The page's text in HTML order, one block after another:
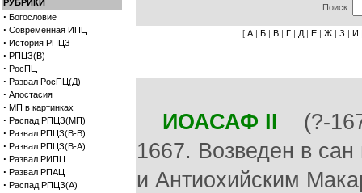
РУБРИКИ
· Богословие
· Современная ИПЦ
· История РПЦЗ
· РПЦЗ(В)
· РосПЦ
· Развал РосПЦ(Д)
· Апостасия
· МП в картинках
· Распад РПЦЗ(МП)
· Развал РПЦЗ(В-В)
· Развал РПЦЗ(В-А)
· Развал РИПЦ
· Развал РПАЦ
· Распад РПЦЗ(А)
Поиск
[ А | Б | В | Г | Д | Е | Ж | З | И
ИОАСАФ II (?-
1667. Возведен в
и Антиохийским